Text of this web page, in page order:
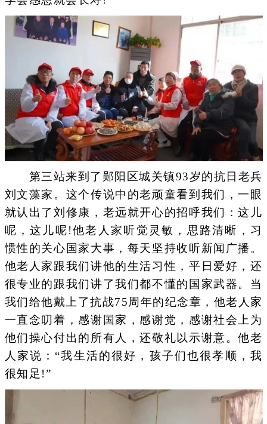
第三站来到了郧阳区城关镇93岁的抗日老兵
刘文藻家。这个传说中的老顽童看到我们，一眼
就认出了刘修康，老远就开心的招呼我们：这儿
呢，这儿呢!他老人家听觉灵敏，思路清晰，习
惯性的关心国家大事，每天坚持收听新闻广播。
他老人家跟我们讲他的生活习性，平日爱好，还
很专业的跟我们讲了我们都不懂的国家武器。当
我们给他戴上了抗战75周年的纪念章，他老人家
一直念叨着，感谢国家，感谢党，感谢社会上为
他们操心付出的所有人，还敬礼以示谢意。他老
人家说：“我生活的很好，孩子们也很孝顺，我
很知足!”